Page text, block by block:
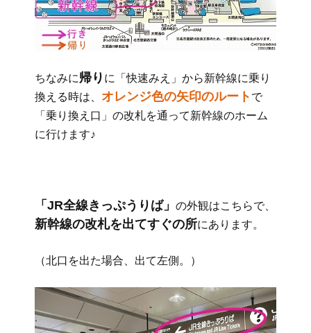
ちなみに帰り に「快速みえ」から新幹線に乗り
換える時は、 オレンジ色の矢印のルート で
「乗り換え口」の改札を通って新幹線のホーム
に行けます♪
「JR全線きっぷうりば」 の外観はこちらで、
新幹線の改札を出てすぐの所にあります。
（北口を出た場合、出て左側。）